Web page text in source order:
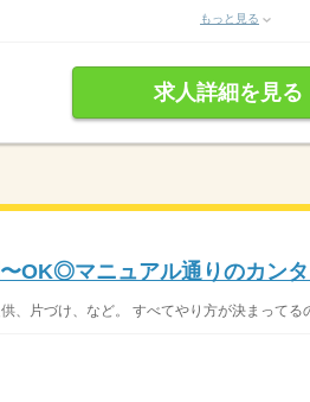
もっと見る
求人詳細を見る
OK◎マニュアル通りのカン
、片づけ、など。 すべてやり方が決まってる